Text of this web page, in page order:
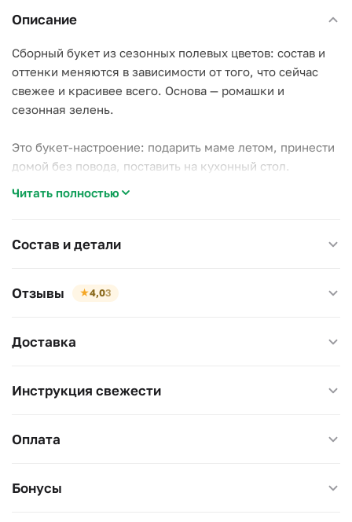
Описание
Сборный букет из сезонных полевых цветов: состав и
оттенки меняются в зависимости от того, что сейчас
свежее и красивее всего. Основа — ромашки и
сезонная зелень.
Это букет-настроение: подарить маме летом, принести
домой без повода, поставить на кухонный стол.
подрезка стеблей.
Читать полностью
Состав и детали
Отзывы ★4,03
Доставка
Инструкция свежести
Оплата
Бонусы